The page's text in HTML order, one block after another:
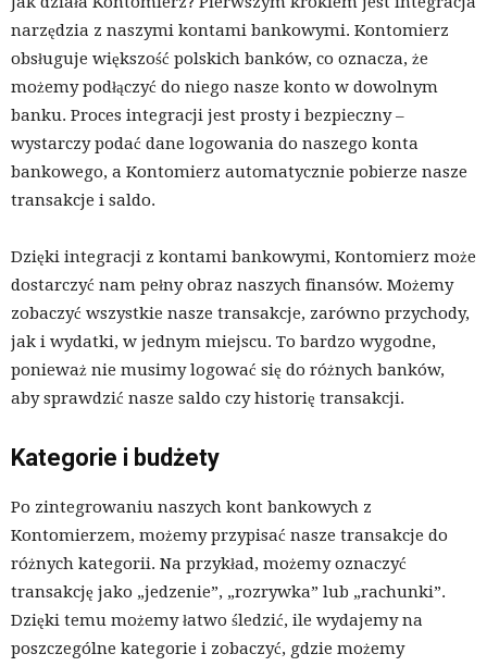
narzędzia z naszymi kontami bankowymi. Kontomierz
obsługuje większość polskich banków, co oznacza, że
możemy podłączyć do niego nasze konto w dowolnym
banku. Proces integracji jest prosty i bezpieczny –
wystarczy podać dane logowania do naszego konta
bankowego, a Kontomierz automatycznie pobierze nasze
transakcje i saldo.
Dzięki integracji z kontami bankowymi, Kontomierz może
dostarczyć nam pełny obraz naszych finansów. Możemy
zobaczyć wszystkie nasze transakcje, zarówno przychody,
jak i wydatki, w jednym miejscu. To bardzo wygodne,
ponieważ nie musimy logować się do różnych banków,
aby sprawdzić nasze saldo czy historię transakcji.
Kategorie i budżety
Po zintegrowaniu naszych kont bankowych z
Kontomierzem, możemy przypisać nasze transakcje do
różnych kategorii. Na przykład, możemy oznaczyć
transakcję jako „jedzenie”, „rozrywka” lub „rachunki”.
Dzięki temu możemy łatwo śledzić, ile wydajemy na
poszczególne kategorie i zobaczyć, gdzie możemy